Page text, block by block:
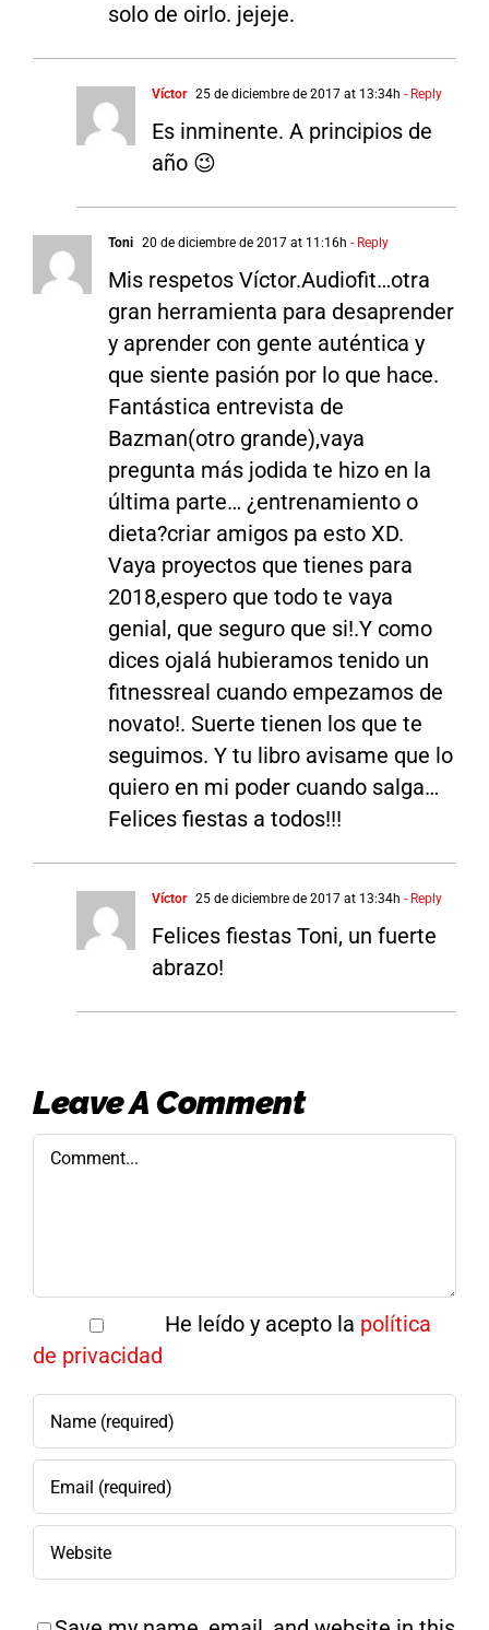
solo de oirlo. jejeje.
Víctor 25 de diciembre de 2017 at 13:34h - Reply
Es inminente. A principios de
año 😉
Toni 20 de diciembre de 2017 at 11:16h - Reply
Mis respetos Víctor.Audiofit…otra
gran herramienta para desaprender
y aprender con gente auténtica y
que siente pasión por lo que hace.
Fantástica entrevista de
Bazman(otro grande),vaya
pregunta más jodida te hizo en la
última parte… ¿entrenamiento o
dieta?criar amigos pa esto XD.
Vaya proyectos que tienes para
2018,espero que todo te vaya
genial, que seguro que si!.Y como
dices ojalá hubieramos tenido un
fitnessreal cuando empezamos de
novato!. Suerte tienen los que te
seguimos. Y tu libro avisame que lo
quiero en mi poder cuando salga…
Felices fiestas a todos!!!
Víctor 25 de diciembre de 2017 at 13:34h - Reply
Felices fiestas Toni, un fuerte
abrazo!
Leave A Comment
Comment
He leído y acepto la política
de privacidad